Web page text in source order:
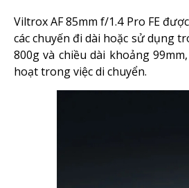
Viltrox AF 85mm f/1.4 Pro FE
các chuyến đi dài hoặc sử dụng
800g và chiều dài khoảng
hoạt trong việc di chuyển.